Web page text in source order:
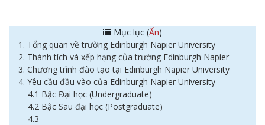
Mục lục (Ẩn)
1. Tổng quan về trường Edinburgh Napier University
2. Thành tích và xếp hạng của trường Edinburgh Napier
3. Chương trình đào tạo tại Edinburgh Napier University
4. Yêu cầu đầu vào của Edinburgh Napier University
4.1 Bậc Đại học (Undergraduate)
4.2 Bậc Sau đại học (Postgraduate)
4.3